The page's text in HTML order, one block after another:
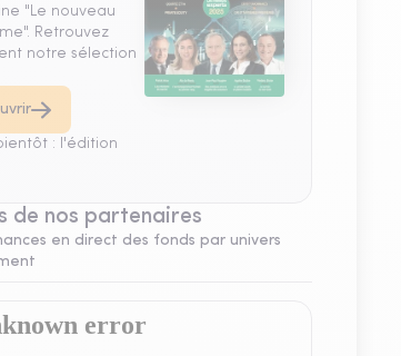
"Le nouveau
Retrouvez
notre sélection
: l'édition
de nos partenaires
en direct des fonds par univers